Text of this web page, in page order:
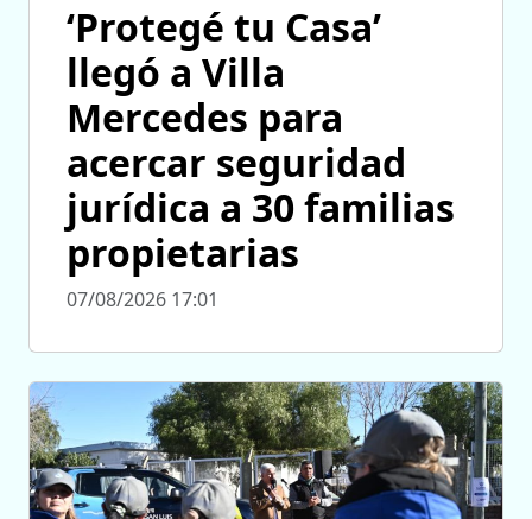
‘Protegé tu Casa’
llegó a Villa
Mercedes para
acercar seguridad
jurídica a 30 familias
propietarias
07/08/2026 17:01